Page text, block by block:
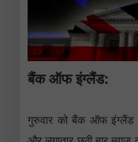
बैंक ऑफ इंग्लैंड:
गुरुवार को बैंक ऑफ इंग्लैंड